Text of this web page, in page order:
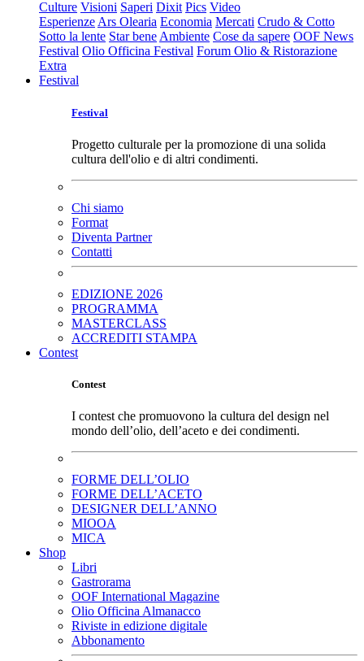
Culture Visioni Saperi Dixit Pics Video
Esperienze Ars Olearia Economia Mercati Crudo & Cotto
Sotto la lente Star bene Ambiente Cose da sapere OOF News
Festival Olio Officina Festival Forum Olio & Ristorazione
Extra
Festival
Festival
Progetto culturale per la promozione di una solida
cultura dell'olio e di altri condimenti.
Chi siamo
Format
Diventa Partner
Contatti
EDIZIONE 2026
PROGRAMMA
MASTERCLASS
ACCREDITI STAMPA
Contest
Contest
I contest che promuovono la cultura del design nel
mondo dell’olio, dell’aceto e dei condimenti.
FORME DELL’OLIO
FORME DELL’ACETO
DESIGNER DELL’ANNO
MIOOA
MICA
Shop
Libri
Gastrorama
OOF International Magazine
Olio Officina Almanacco
Riviste in edizione digitale
Abbonamento